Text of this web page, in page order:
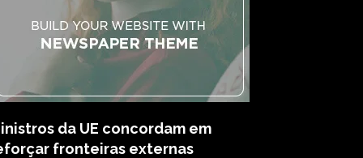
da UE concordam em
fronteiras externas